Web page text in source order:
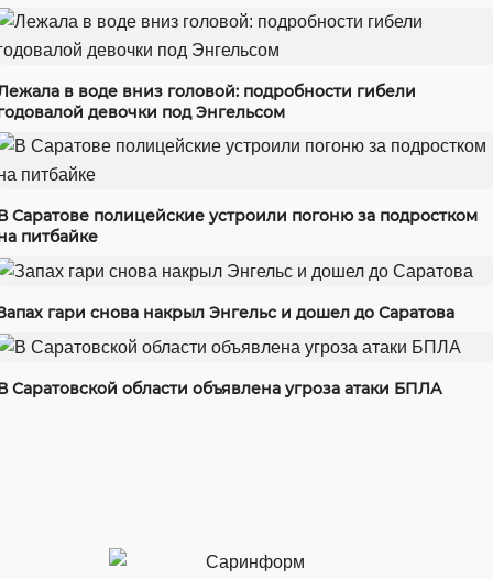
в воде вниз головой: подробности гибели
девочки под Энгельсом
Саратове полицейские устроили погоню за подростком
питбайке
гари снова накрыл Энгельс и дошел до Саратова
Саратовской области объявлена угроза атаки БПЛА